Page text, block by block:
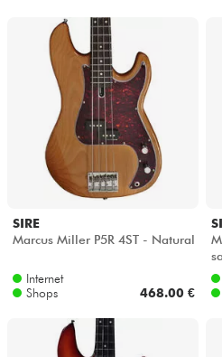
Drums
Blasinstrumente
Violinen & Quartett
Kinder
Kabel & Zubehöre
Bundle
SIRE
Marcus Miller P5R 4ST - Natural
Internet
Shops
468.00 €